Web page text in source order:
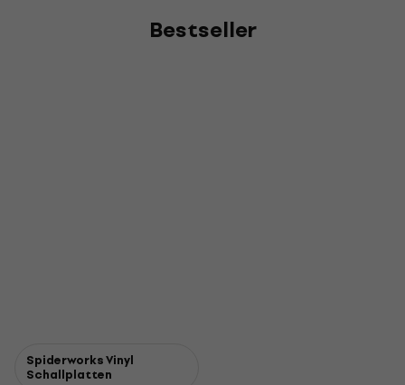
Bestseller
Spiderworks Vinyl
Schallplatten